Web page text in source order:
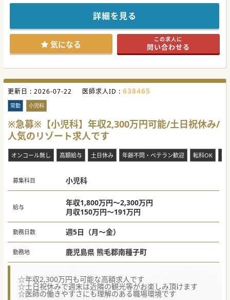
今回、体制強化のため、小児科医師の募集をしております。
ここ数年、関東在住の若い先生が、へき地医療・ライフワー
クバランス・子育て環境等を検討し、自然あふれる離島での
生活を選ばれ、
入職されております。
全国各地に病院を展開するスケールメリットを活かし、残念
ながら離島を離れ、関東はじめ本土に戻ることになった際に
も
地域医療に興味のある方や、セカンドキャリア先をお探しの
先生にオススメの求人ですので、
少しでもご興味がございましたら、お気軽にお問合せくださ
い。
#秋入職可
詳細を見る
気になる この求人に
問い合わせる
更新日 : 2026-07-22 医師求人ID : 638465
常勤 小児科
※急募※【小児科】年収2,300万円可能/土日祝休み/
人気のリゾート求人です
オンコール無し 高額給与 土日休み 年齢不問・ベテラン歓迎 転科OK 電
募集科目 小児科
給与
年収1,800万円～2,300万円
月収150万円～191万円
勤務日数 週5日（月～金）
勤務地 鹿児島県 熊毛郡南種子町
☆年収2,300万円も可能な高額求人です
☆土日祝休みで週末は近隣の観光等がお楽しみ頂けます
☆医師の働きやすさにも理解のある職場環境です